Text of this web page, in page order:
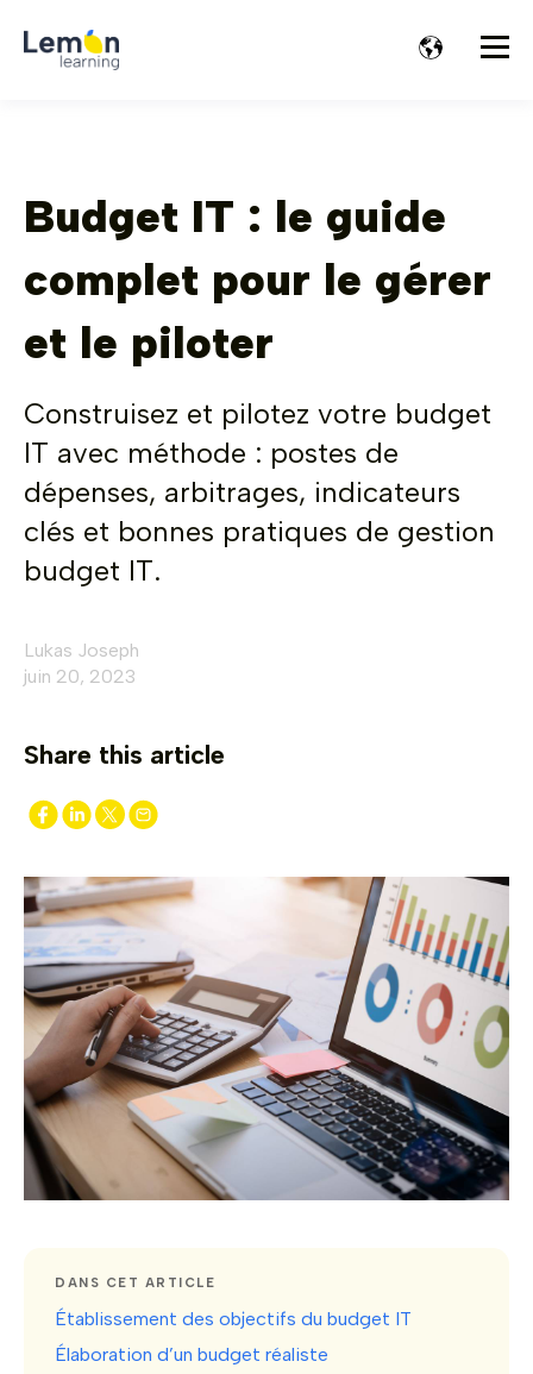
Budget IT : le guide
complet pour le gérer
et le piloter
Construisez et pilotez votre budget
IT avec méthode : postes de
dépenses, arbitrages, indicateurs
clés et bonnes pratiques de gestion
budget IT.
Lukas Joseph
juin 20, 2023
Share this article
DANS CET ARTICLE
Établissement des objectifs du budget IT
Élaboration d’un budget réaliste